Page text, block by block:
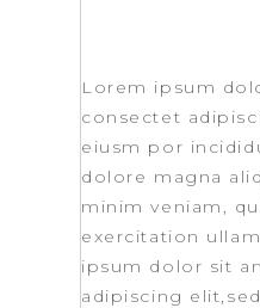
Lorem ipsum
consectet
eiusm por
dolore magna
minim veniam,
exercitation
ipsum dolor sit
adipiscing